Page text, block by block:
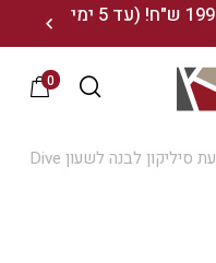
משלוחים חינם בקנייה מעל 199 ש"ח! (עד 5 ימי 20% הנחה על מגוון התיקים השוויצריים לחצו כאן>>
0
רצועת סיליקון לבנה לשעון Dive